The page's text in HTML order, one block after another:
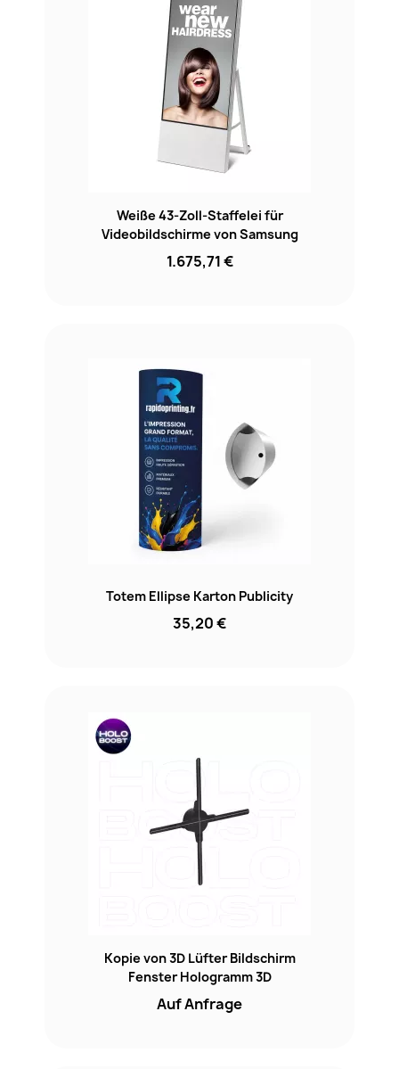
Weiße 43-Zoll-Staffelei für
Videobildschirme von Samsung
1.675,71 €
Totem Ellipse Karton Publicity
35,20 €
Kopie von 3D Lüfter Bildschirm
Fenster Hologramm 3D
Auf Anfrage